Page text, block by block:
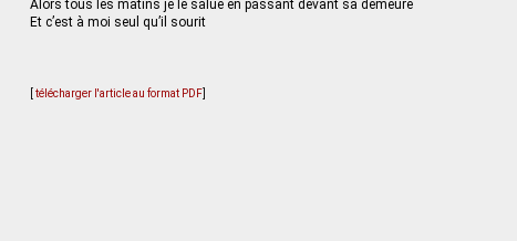
Alors tous les matins je le salue en passant devant sa demeure
Et c’est à moi seul qu’il sourit
télécharger l'article au format PDF